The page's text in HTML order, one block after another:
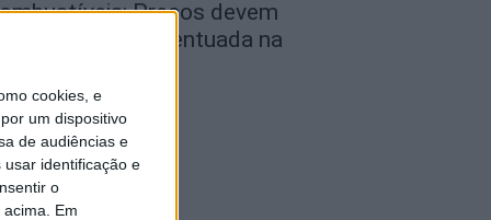
cookies, e
um dispositivo
de audiências e
identificação e
o
Em
Preços devem
de forma acentuada na
Agosto, 2026